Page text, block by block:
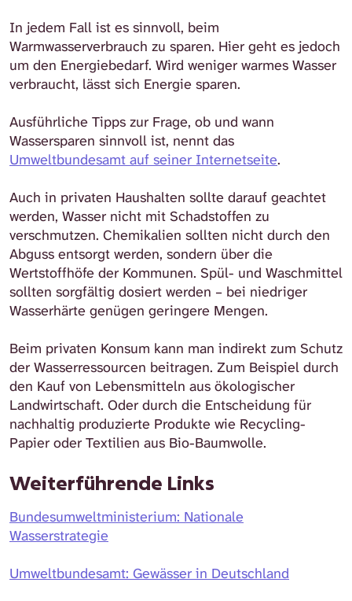
In jedem Fall ist es sinnvoll, beim
Warmwasserverbrauch zu sparen. Hier geht es jedoch
um den Energiebedarf. Wird weniger warmes Wasser
verbraucht, lässt sich Energie sparen.
Ausführliche Tipps zur Frage, ob und wann
Wassersparen sinnvoll ist, nennt das
Umweltbundesamt auf seiner Internetseite.
Auch in privaten Haushalten sollte darauf geachtet
werden, Wasser nicht mit Schadstoffen zu
verschmutzen. Chemikalien sollten nicht durch den
Abguss entsorgt werden, sondern über die
Wertstoffhöfe der Kommunen. Spül- und Waschmittel
sollten sorgfältig dosiert werden – bei niedriger
Wasserhärte genügen geringere Mengen.
Beim privaten Konsum kann man indirekt zum Schutz
der Wasserressourcen beitragen. Zum Beispiel durch
den Kauf von Lebensmitteln aus ökologischer
Landwirtschaft. Oder durch die Entscheidung für
nachhaltig produzierte Produkte wie Recycling-
Papier oder Textilien aus Bio-Baumwolle.
Weiterführende Links
Bundesumweltministerium: Nationale
Wasserstrategie
Umweltbundesamt: Gewässer in Deutschland